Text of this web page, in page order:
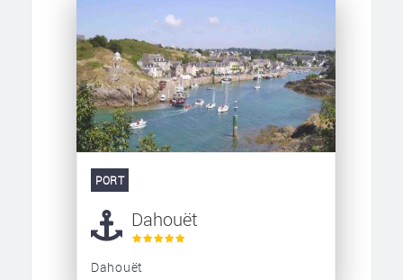
PORT
Dahouët
Dahouët